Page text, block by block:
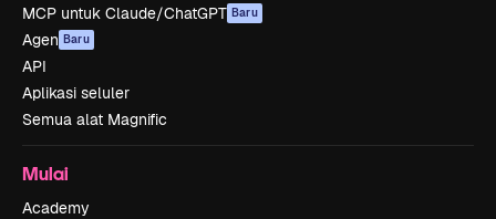
MCP untuk Claude/ChatGPT Baru
Agen Baru
API
Aplikasi seluler
Semua alat Magnific
Mulai
Academy